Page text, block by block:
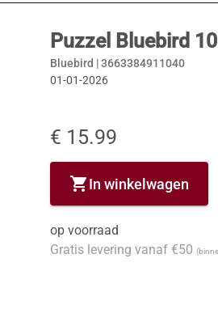
Puzzel Bluebird
Bluebird |3663384911040
01-01-2026
€ 15.99
shopping_cartIn winkelwagen
op voorraad
Gratis levering vanaf €50